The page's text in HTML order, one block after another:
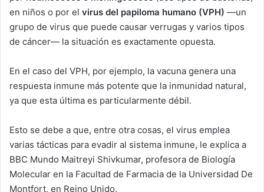
en niños o por el virus del papiloma humano (VPH) —un
grupo de virus que puede causar verrugas y varios tipos
de cáncer— la situación es exactamente opuesta.
En el caso del VPH, por ejemplo, la vacuna genera una
respuesta inmune más potente que la inmunidad natural,
ya que esta última es particularmente débil.
Esto se debe a que, entre otra cosas, el virus emplea
varias tácticas para evadir al sistema inmune, le explica a
BBC Mundo Maitreyi Shivkumar, profesora de Biología
Molecular en la Facultad de Farmacia de la Universidad De
Montfort, en Reino Unido.